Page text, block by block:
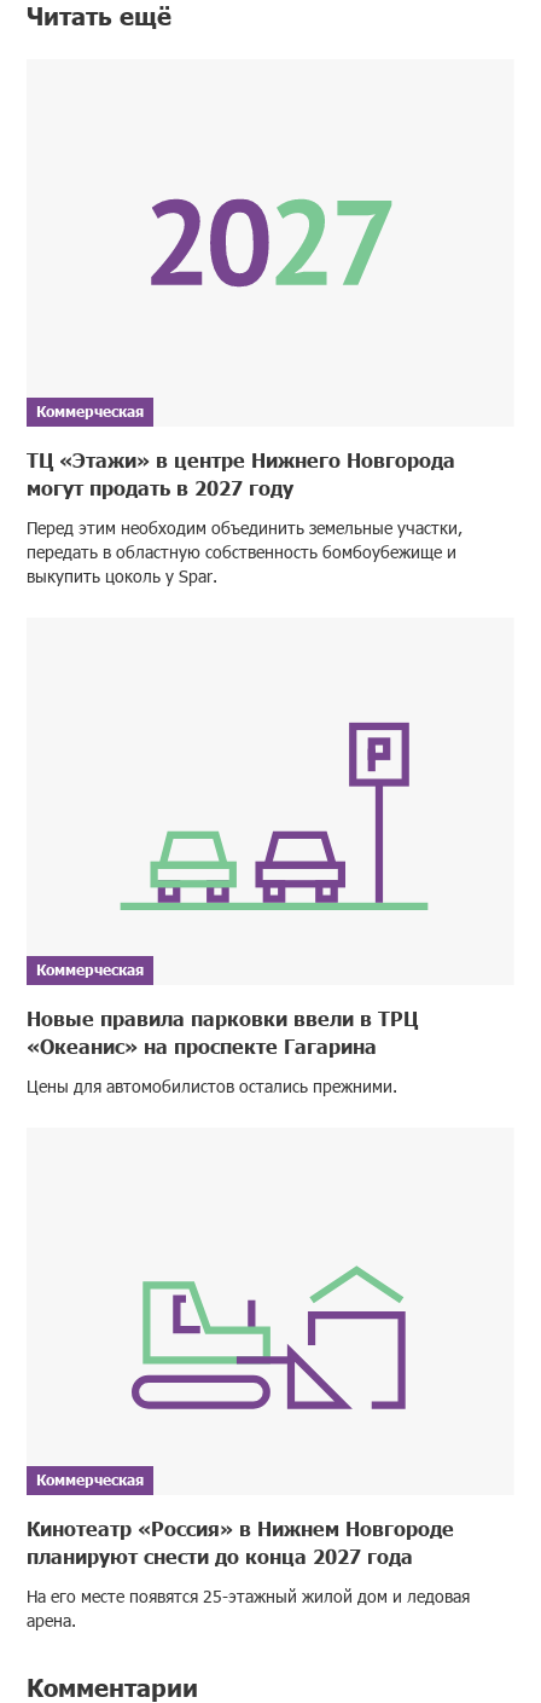
Читать ещё
Коммерческая
ТЦ «Этажи» в центре Нижнего Новгорода
могут продать в 2027 году
Перед этим необходим объединить земельные участки,
передать в областную собственность бомбоубежище и
выкупить цоколь у Spar.
Коммерческая
Новые правила парковки ввели в ТРЦ
«Океанис» на проспекте Гагарина
Цены для автомобилистов остались прежними.
Коммерческая
Кинотеатр «Россия» в Нижнем Новгороде
планируют снести до конца 2027 года
На его месте появятся 25-этажный жилой дом и ледовая
арена.
Комментарии